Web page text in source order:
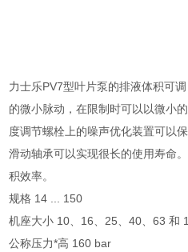
力士乐PV7型叶片泵的排液体积可
的微小脉动，在限制时可以以微小
度调节螺栓上的噪声优化装置可以
滑动轴承可以实现很长的使用寿命
积效率。
规格 14 ... 150
机座大小 10、16、25、40、63 和
公称压力*高 160 bar